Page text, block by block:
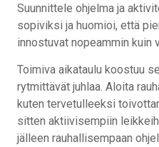
Suunnittele ohjelma ja
sopiviksi ja huomioi, että
innostuvat nopeammin kuin
Toimiva aikataulu koostuu
rytmittävät juhlaa. Aloita
kuten tervetulleeksi
sitten aktiivisempiin
jälleen rauhallisempaan